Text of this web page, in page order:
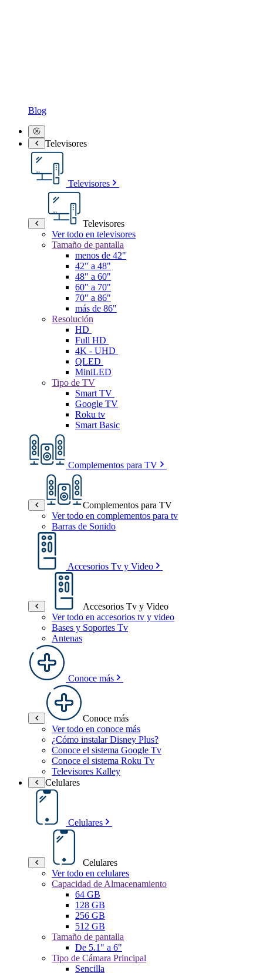
Blog
Televisores
Televisores
Televisores
Ver todo en televisores
Tamaño de pantalla
menos de 42"
42" a 48"
48" a 60"
60" a 70"
70" a 86"
más de 86"
Resolución
HD
Full HD
4K - UHD
QLED
MiniLED
Tipo de TV
Smart TV
Google TV
Roku tv
Smart Basic
Complementos para TV
Complementos para TV
Ver todo en complementos para tv
Barras de Sonido
Accesorios Tv y Video
Accesorios Tv y Video
Ver todo en accesorios tv y video
Bases y Soportes Tv
Antenas
Conoce más
Conoce más
Ver todo en conoce más
¿Cómo instalar Disney Plus?
Conoce el sistema Google Tv
Conoce el sistema Roku Tv
Televisores Kalley
Celulares
Celulares
Celulares
Ver todo en celulares
Capacidad de Almacenamiento
64 GB
128 GB
256 GB
512 GB
Tamaño de pantalla
De 5.1" a 6"
Tipo de Cámara Principal
Sencilla